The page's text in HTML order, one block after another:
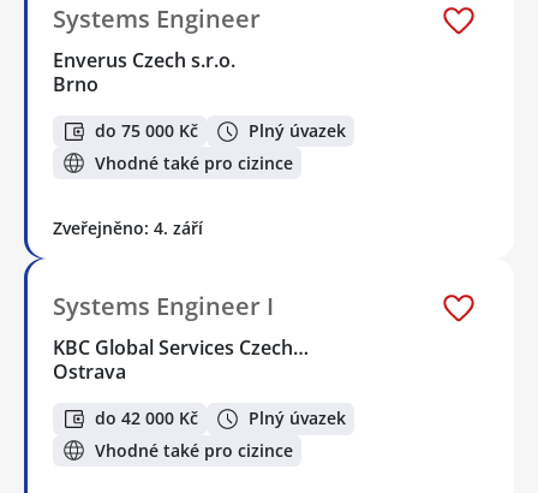
Systems Engineer
Enverus Czech s.r.o.
Brno
do 75 000 Kč
Plný úvazek
Vhodné také pro cizince
Zveřejněno: 4. září
Systems Engineer I
KBC Global Services Czech…
Ostrava
do 42 000 Kč
Plný úvazek
Vhodné také pro cizince